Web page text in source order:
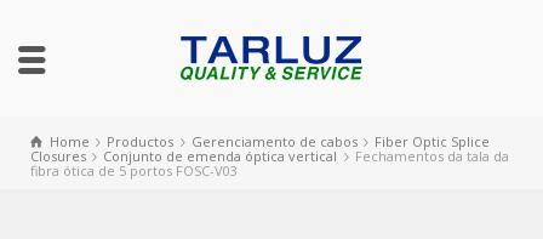
Home Productos Gerenciamento de cabos
Fiber Optic Splice
Closures
Conjunto de emenda óptica vertical
Fechamentos da tala da
fibra ótica de 5 portos FOSC-V03